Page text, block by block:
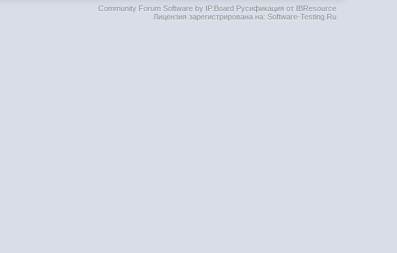
Community Forum Software by IP.BoardРусификация от IBResource
Лицензия зарегистрирована на: Software-Testing.Ru